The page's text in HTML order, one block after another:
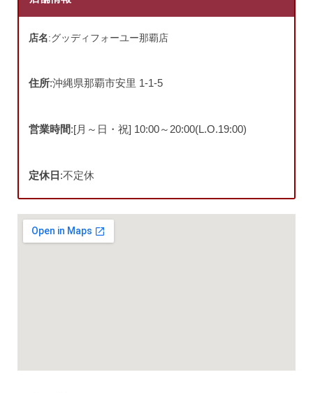
店名:グッディフォーユー那覇店
住所:沖縄県那覇市安里 1-1-5
営業時間:[月～日・祝] 10:00～20:00(L.O.19:00)
定休日 :不定休